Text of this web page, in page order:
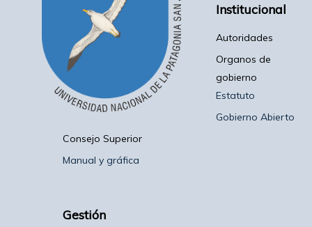
Institucional
Autoridades
Organos de
gobierno
Estatuto
Gobierno Abierto
Consejo Superior
Manual y gráfica
Gestión